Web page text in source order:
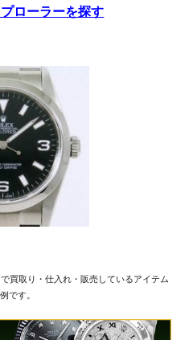
ローラーを探す
買取り・仕入れ・販売しているアイテム
です。